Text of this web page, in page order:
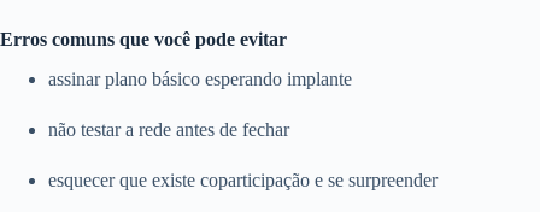
Erros comuns que você pode evitar
assinar plano básico esperando implante
não testar a rede antes de fechar
esquecer que existe coparticipação e se surpreender